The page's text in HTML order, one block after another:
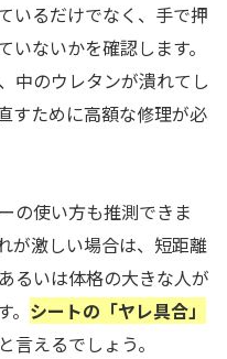
いるだけでなく、手で押
ないかを確認します。
中のウレタンが潰れてし
すために高額な修理が必
の使い方も推測できま
が激しい場合は、短距離
るいは体格の大きな人が
シートの「ヤレ具合」
と言えるでしょう。